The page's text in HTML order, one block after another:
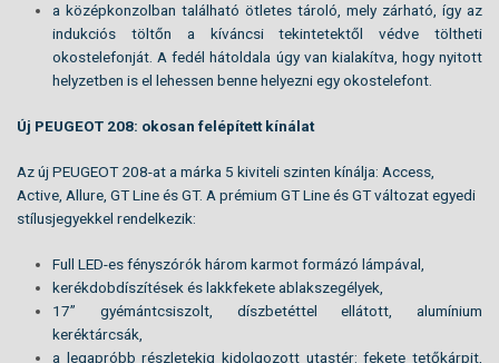
a középkonzolban található ötletes tároló, mely zárható, így az
indukciós töltőn a kíváncsi tekintetektől védve töltheti
okostelefonját. A fedél hátoldala úgy van kialakítva, hogy nyitott
helyzetben is el lehessen benne helyezni egy okostelefont.
Új PEUGEOT 208: okosan felépített kínálat
Az új PEUGEOT 208-at a márka 5 kiviteli szinten kínálja: Access,
Active, Allure, GT Line és GT. A prémium GT Line és GT változat egyedi
stílusjegyekkel rendelkezik:
Full LED-es fényszórók három karmot formázó lámpával,
kerékdobdíszítések és lakkfekete ablakszegélyek,
17” gyémántcsiszolt, díszbetéttel ellátott, alumínium
keréktárcsák,
a legapróbb részletekig kidolgozott utastér: fekete tetőkárpit,